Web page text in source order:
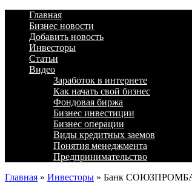
Главная
Бизнес новости
Добавить новость
Инвесторы
Статьи
Видео
Заработок в интернете
Как начать свой бизнес
Фондовая биржа
Бизнес инвестиции
Бизнес операции
Виды кредитных заемов
Понятия менеджмента
Предпринимательство
Главная » Инвесторы » Банк